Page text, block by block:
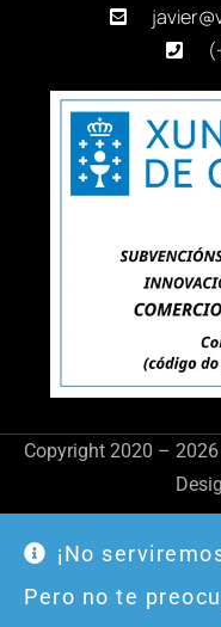
¡No
Pero no te
Copyright 2020 –